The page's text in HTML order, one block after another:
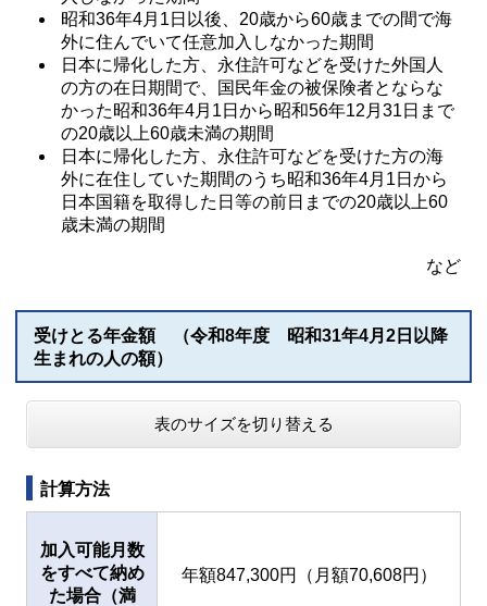
昭和36年4月1日以後、20歳から60歳までの間で海
外に住んでいて任意加入しなかった期間
日本に帰化した方、永住許可などを受けた外国人
の方の在日期間で、国民年金の被保険者とならな
かった昭和36年4月1日から昭和56年12月31日まで
の20歳以上60歳未満の期間
日本に帰化した方、永住許可などを受けた方の海
外に在住していた期間のうち昭和36年4月1日から
日本国籍を取得した日等の前日までの20歳以上60
歳未満の期間
など
受けとる年金額 （令和8年度 昭和31年4月2日以降
生まれの人の額）
表のサイズを切り替える
計算方法
加入可能月数
をすべて納め
た場合（満
年額847,300円（月額70,608円）